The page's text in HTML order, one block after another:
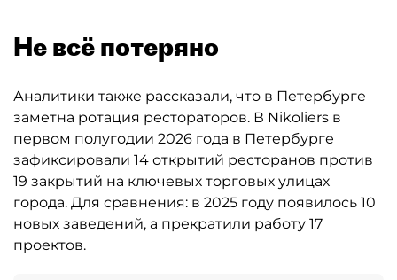
Не всё потеряно
Аналитики также рассказали, что в Петербурге
заметна ротация рестораторов. В Nikoliers в
первом полугодии 2026 года в Петербурге
зафиксировали 14 открытий ресторанов против
19 закрытий на ключевых торговых улицах
города. Для сравнения: в 2025 году появилось 10
новых заведений, а прекратили работу 17
проектов.